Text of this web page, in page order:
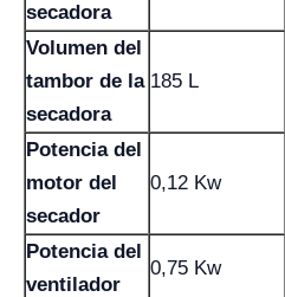
secadora
Volumen del
tambor de la
secadora
185 L
Potencia del
motor del
secador
0,12 Kw
Potencia del
ventilador
0,75 Kw